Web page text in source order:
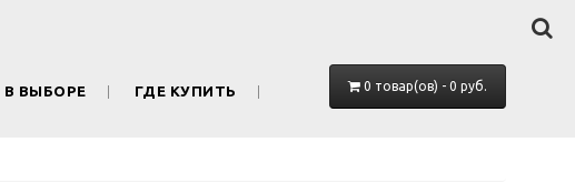
ВЫБОРЕ ГДЕ КУПИТЬ 0 товар(ов) - 0 руб.